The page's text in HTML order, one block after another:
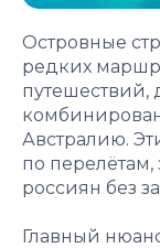
Островные
редких
путешествий,
Австралию.
по перелётам,
россиян без
Главный